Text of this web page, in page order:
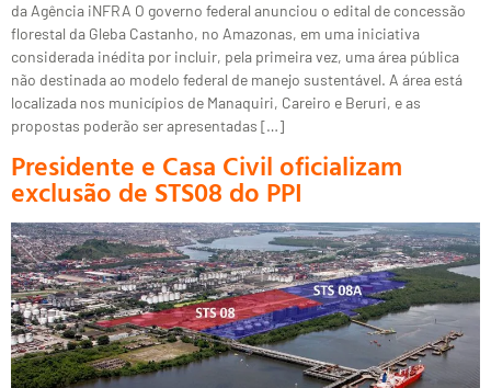
da Agência iNFRA O governo federal anunciou o edital de concessão
florestal da Gleba Castanho, no Amazonas, em uma iniciativa
considerada inédita por incluir, pela primeira vez, uma área pública
não destinada ao modelo federal de manejo sustentável. A área está
localizada nos municípios de Manaquiri, Careiro e Beruri, e as
propostas poderão ser apresentadas […]
Presidente e Casa Civil oficializam
exclusão de STS08 do PPI